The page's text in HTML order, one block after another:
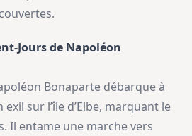
Jours de Napoléon
Bonaparte débarque à
sur l’île d’Elbe, marquant le
Il entame une marche vers